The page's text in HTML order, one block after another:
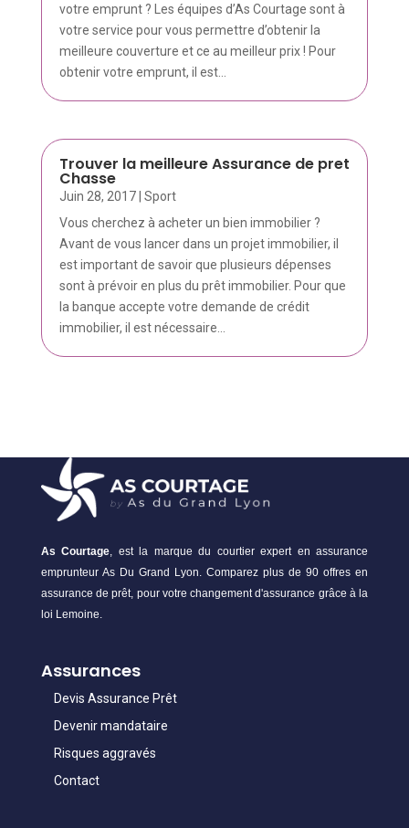
votre emprunt ? Les équipes d’As Courtage sont à
votre service pour vous permettre d’obtenir la
meilleure couverture et ce au meilleur prix ! Pour
obtenir votre emprunt, il est...
Trouver la meilleure Assurance de pret
Chasse
Juin 28, 2017| Sport
Vous cherchez à acheter un bien immobilier ?
Avant de vous lancer dans un projet immobilier, il
est important de savoir que plusieurs dépenses
sont à prévoir en plus du prêt immobilier. Pour que
la banque accepte votre demande de crédit
immobilier, il est nécessaire...
As Courtage, est la marque du courtier expert en assurance
emprunteur As Du Grand Lyon. Comparez plus de 90 offres en
assurance de prêt, pour votre changement d'assurance grâce à la
loi Lemoine.
Assurances
Devis Assurance Prêt
Devenir mandataire
Risques aggravés
Contact